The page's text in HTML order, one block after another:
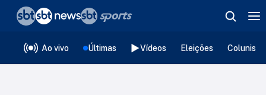
Ao vivo Últimas Vídeos Eleições
❮voltar
Editorias